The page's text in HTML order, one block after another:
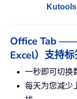
Office Tab
Excel）支持
一秒即可切换
每天为您减少